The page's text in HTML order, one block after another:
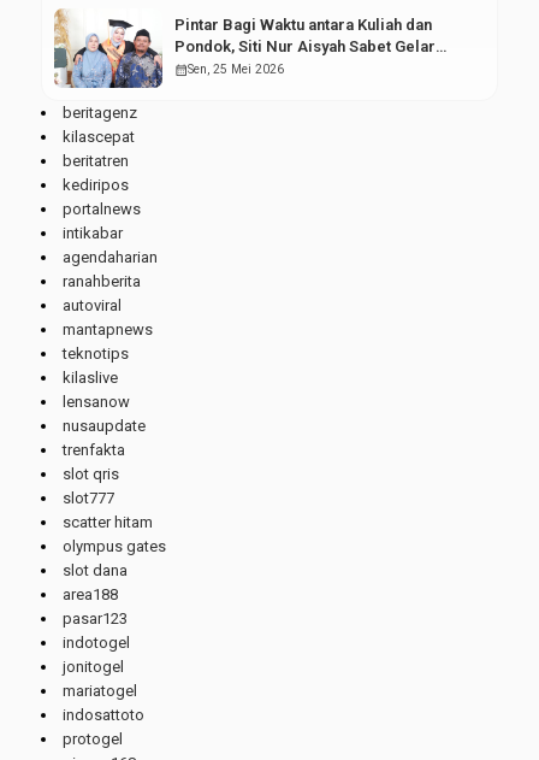
Pintar Bagi Waktu antara Kuliah dan
Pondok, Siti Nur Aisyah Sabet Gelar
Wisudawan Terbaik
calendar_monthSen, 25 Mei 2026
beritagenz
kilascepat
beritatren
kediripos
portalnews
intikabar
agendaharian
ranahberita
autoviral
mantapnews
teknotips
kilaslive
lensanow
nusaupdate
trenfakta
slot qris
slot777
scatter hitam
olympus gates
slot dana
area188
pasar123
indotogel
jonitogel
mariatogel
indosattoto
protogel